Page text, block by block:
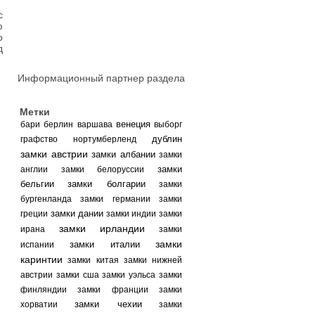
Информационный партнер раздела
Метки
бари берлин варшава венеция выборг
графство нортумберленд
дублин
замки австрии замки албании замки
англии
замки белоруссии
замки
бельгии
замки болгарии
замки
бургенланда
замки германии
замки
греции замки дании замки индии замки
ирана
замки ирландии
замки
испании
замки италии
замки
каринтии замки китая замки нижней
австрии замки сша замки уэльса замки
финляндии
замки франции
замки
хорватии
замки чехии замки